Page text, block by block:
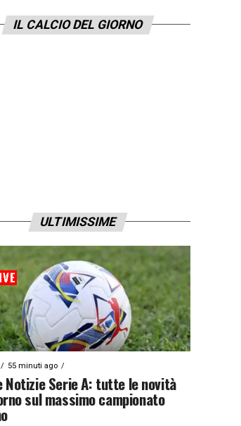
IL CALCIO DEL GIORNO
ULTIMISSIME
55 minuti ago
Notizie Serie A: tutte le novità
sul massimo campionato